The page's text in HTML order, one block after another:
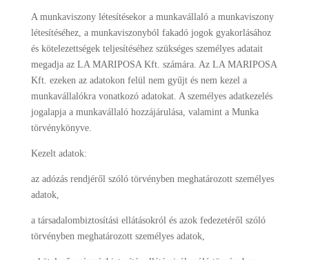
A munkaviszony létesítésekor a munkavállaló a munkaviszony
létesítéséhez, a munkaviszonyból fakadó jogok gyakorlásához
és kötelezettségek teljesítéséhez szükséges személyes adatait
megadja az LA MARIPOSA Kft. számára. Az LA MARIPOSA
Kft. ezeken az adatokon felül nem gyűjt és nem kezel a
munkavállalókra vonatkozó adatokat. A személyes adatkezelés
jogalapja a munkavállaló hozzájárulása, valamint a Munka
törvénykönyve.
Kezelt adatok:
az adózás rendjéről szóló törvényben meghatározott személyes
adatok,
a társadalombiztosítási ellátásokról és azok fedezetéről szóló
törvényben meghatározott személyes adatok,